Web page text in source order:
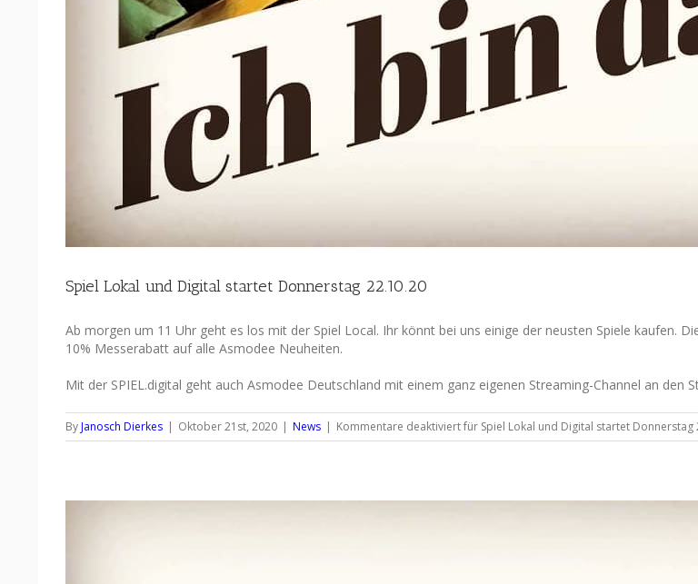
Spiel Lokal und Digital startet Donnerstag 22.10.20
Ab morgen um 11 Uhr geht es los mit der Spiel Local. Ihr könnt bei uns einige der neusten Spiele kaufen.
10% Messerabatt auf alle Asmodee Neuheiten.
Mit der SPIEL.digital geht auch Asmodee Deutschland mit einem ganz eigenen Streaming-Channel an den
ByJanosch Dierkes | Oktober 21st, 2020 | News | Kommentare deaktiviertfür Spiel Lokal und Digital startet Donnerstag